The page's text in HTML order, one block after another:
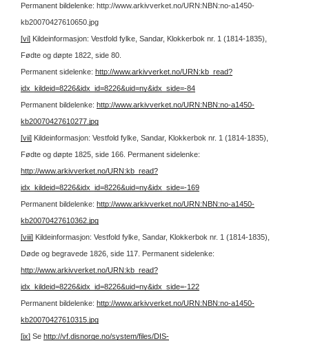
Permanent bildelenke: http://www.arkivverket.no/URN:NBN:no-a1450-
kb20070427610650.jpg
[vi] Kildeinformasjon: Vestfold fylke, Sandar, Klokkerbok nr. 1 (1814-1835),
Fødte og døpte 1822, side 80.
Permanent sidelenke: http://www.arkivverket.no/URN:kb_read?
idx_kildeid=8226&idx_id=8226&uid=ny&idx_side=-84
Permanent bildelenke: http://www.arkivverket.no/URN:NBN:no-a1450-
kb20070427610277.jpg
[vii] Kildeinformasjon: Vestfold fylke, Sandar, Klokkerbok nr. 1 (1814-1835),
Fødte og døpte 1825, side 166. Permanent sidelenke:
http://www.arkivverket.no/URN:kb_read?
idx_kildeid=8226&idx_id=8226&uid=ny&idx_side=-169
Permanent bildelenke: http://www.arkivverket.no/URN:NBN:no-a1450-
kb20070427610362.jpg
[viii] Kildeinformasjon: Vestfold fylke, Sandar, Klokkerbok nr. 1 (1814-1835),
Døde og begravede 1826, side 117. Permanent sidelenke:
http://www.arkivverket.no/URN:kb_read?
idx_kildeid=8226&idx_id=8226&uid=ny&idx_side=-122
Permanent bildelenke: http://www.arkivverket.no/URN:NBN:no-a1450-
kb20070427610315.jpg
[ix] Se http://vf.disnorge.no/system/files/DIS-